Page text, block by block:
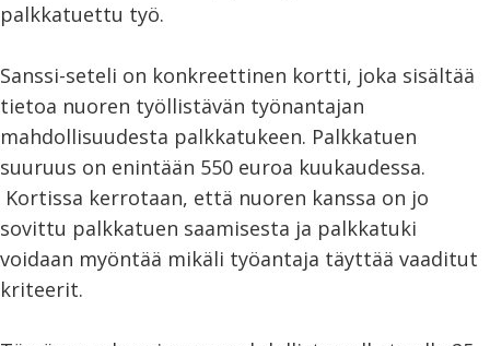
palkkatuettu työ.
Sanssi-seteli on konkreettinen kortti, joka sisältää
tietoa nuoren työllistävän työnantajan
mahdollisuudesta palkkatukeen. Palkkatuen
suuruus on enintään 550 euroa kuukaudessa.
Kortissa kerrotaan, että nuoren kanssa on jo
sovittu palkkatuen saamisesta ja palkkatuki
voidaan myöntää mikäli työantaja täyttää vaaditut
kriteerit.